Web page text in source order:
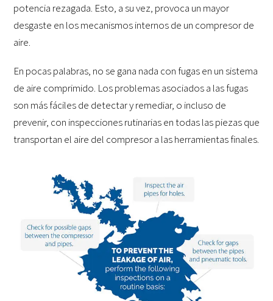
potencia rezagada. Esto, a su vez, provoca un mayor
desgaste en los mecanismos internos de un compresor de
aire.
En pocas palabras, no se gana nada con fugas en un sistema
de aire comprimido. Los problemas asociados a las fugas
son más fáciles de detectar y remediar, o incluso de
prevenir, con inspecciones rutinarias en todas las piezas que
transportan el aire del compresor a las herramientas finales.